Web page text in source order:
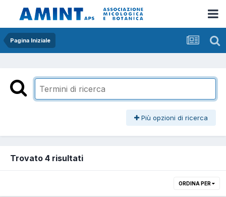
Pagina Iniziale
Più opzioni di ricerca
Trovato 4 risultati
ORDINA PER